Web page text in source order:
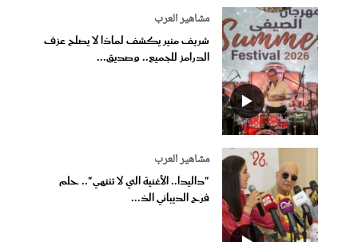
مشاهير العرب
شريف منير يكشف لماذا لا يصلح عزف
الدرامز للجميع.. وصديق...
مشاهير العرب
"داليدا.. الأغنية التي لا تنتهي".. حلم
فرح الديباني الذ...